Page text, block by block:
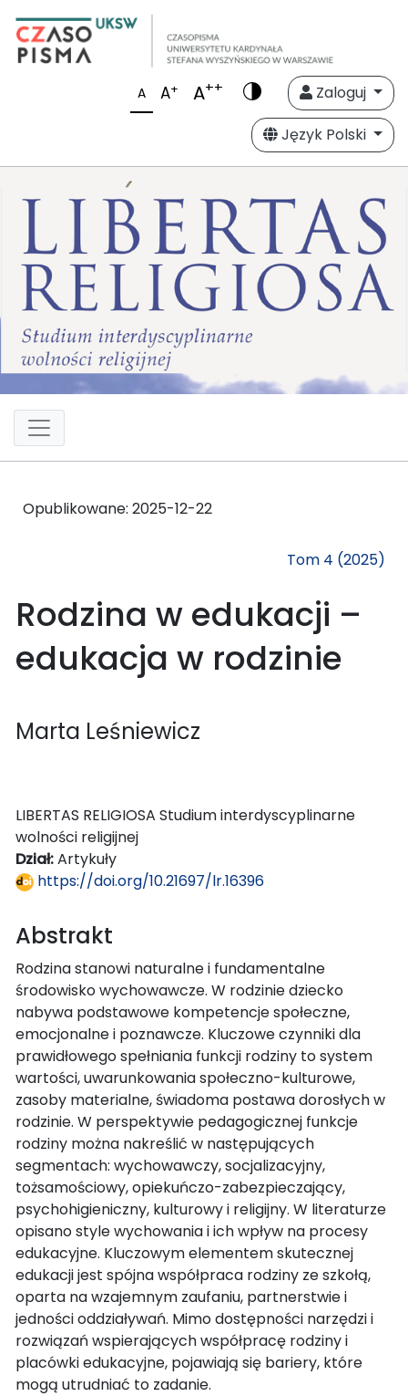
A A+ A++
Zaloguj
Język Polski
Opublikowane: 2025-12-22
Tom 4 (2025)
Rodzina w edukacji –
edukacja w rodzinie
Marta Leśniewicz
LIBERTAS RELIGIOSA Studium interdyscyplinarne
wolności religijnej
Dział:Artykuły
https://doi.org/10.21697/lr.16396
Abstrakt
Rodzina stanowi naturalne i fundamentalne
środowisko wychowawcze. W rodzinie dziecko
nabywa podstawowe kompetencje społeczne,
emocjonalne i poznawcze. Kluczowe czynniki dla
prawidłowego spełniania funkcji rodziny to system
wartości, uwarunkowania społeczno-kulturowe,
zasoby materialne, świadoma postawa dorosłych w
rodzinie. W perspektywie pedagogicznej funkcje
rodziny można nakreślić w następujących
segmentach: wychowawczy, socjalizacyjny,
tożsamościowy, opiekuńczo-zabezpieczający,
psychohigieniczny, kulturowy i religijny. W literaturze
opisano style wychowania i ich wpływ na procesy
edukacyjne. Kluczowym elementem skutecznej
edukacji jest spójna współpraca rodziny ze szkołą,
oparta na wzajemnym zaufaniu, partnerstwie i
jedności oddziaływań. Mimo dostępności narzędzi i
rozwiązań wspierających współpracę rodziny i
placówki edukacyjne, pojawiają się bariery, które
mogą utrudniać to zadanie.